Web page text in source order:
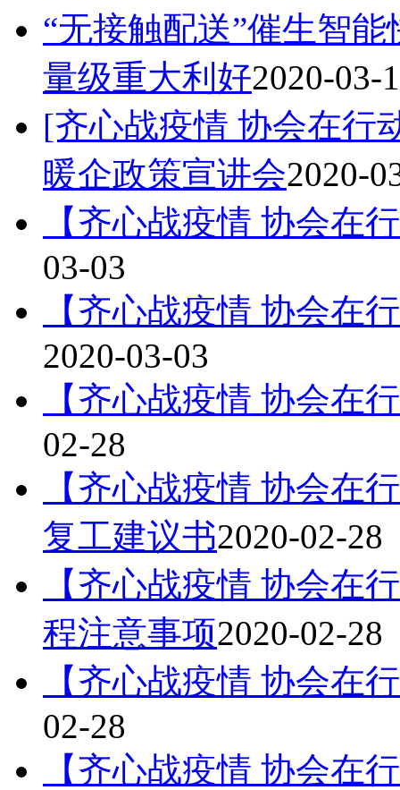
“无接触配送”催生智
量级重大利好2020-03-
[齐心战疫情 协会在行
暖企政策宣讲会2020-
【齐心战疫情 协会在
03-03
【齐心战疫情 协会在
2020-03-03
【齐心战疫情 协会在
02-28
【齐心战疫情 协会在
复工建议书2020-02-28
【齐心战疫情 协会在
程注意事项2020-02-28
【齐心战疫情 协会在
02-28
【齐心战疫情 协会在